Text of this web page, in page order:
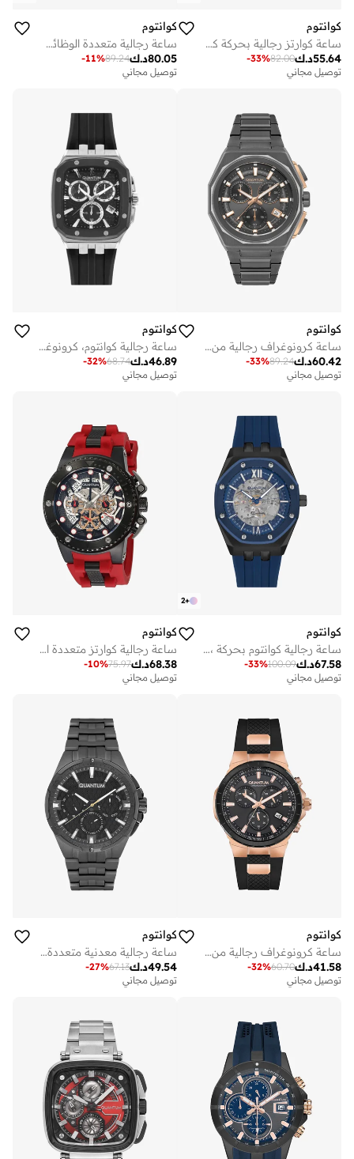
كوانتوم
ساعة كوارتز رجالية بحركة كوارتز وشاشة تناظرية وسوار سيليكون، لون بني
د.ك55.64
82.00
-33%
توصيل مجاني
كوانتوم
ساعة رجالية متعددة الوظائف بشاشة وسوار معدني فضي
د.ك80.05
89.24
-11%
توصيل مجاني
كوانتوم
ساعة كرونوغراف رجالية من السيليكون . - مم
د.ك60.42
89.24
-33%
توصيل مجاني
كوانتوم
ساعة رجالية كوانتوم، كرونوغراف وسوار سيليكون، أسود
د.ك46.89
68.74
-32%
توصيل مجاني
+
2
كوانتوم
ساعة رجالية كوانتوم بحركة ، عرض أوتوماتيكي وسوار سيليكون، أزرق
د.ك67.58
100.09
-33%
توصيل مجاني
كوانتوم
ساعة رجالية كوارتز متعددة الوظائف بحزام سيليكون حمراء
د.ك68.38
75.97
-10%
توصيل مجاني
كوانتوم
ساعة كرونوغراف رجالية من السيليكون . - مم
د.ك41.58
60.70
-32%
توصيل مجاني
كوانتوم
ساعة رجالية معدنية متعددة الوظائف ٤٥ مم
د.ك49.54
67.13
-27%
توصيل مجاني